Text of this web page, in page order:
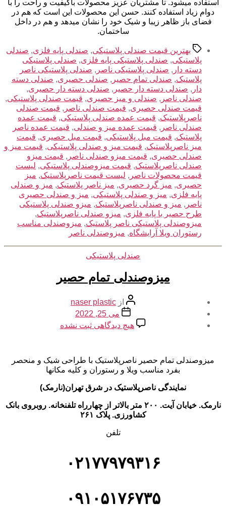
استفاده میشود. تا مشتریان عزیز محصولات باکیفیت و راحت را با
دوام زیاد استفاده کنند. حسن این محصولات این است که هم در
فضای باز ظاهر زیبا و شیک خود را نشان میدهد و هم در داخل
ساختمان.
برچسب‌ها
بهترین قیمت صندلی پلاستیکی, صندلی پایه فلزی, صندلی
پلاستیکی, صندلی پلاستیکی پایه فلزی, صندلی پلاستیکی
دسته دار , صندلی پلاستیکی ناصر , صندلی پلاستیکی ناصر
پلاستیک, صندلی تمام حصیر , صندلی حصیری, صندلی دسته
دار , صندلی دسته دار حصیر , صندلی دسته دار حصیری,
صندلی ناصر , صندلی و میز حصیری, قیمت صندلی پلاستیکی,
قیمت صندلی حصیری, قیمت صندلی ناصر , قیمت صندلی
ناصرپلاستیک, قیمت عمده صندلی پلاستیکی, قیمت عمده
صندلی ناصر , قیمت عمده میز و صندلی, قیمت عمده ناصر
پلاستیک, قیمت مبل پلاستیکی, قیمت مبل حصیری, قیمت
میز ناصرپلاستیک, قیمت میز و صندلی پلاستیکی, قیمت میز و
صندلی حصیری, قیمت میزو صندلی ناصر , قیمت میزو
صندلی ناصرپلاستیک, قیمت میزوصندلی پلاستیکی, لیست
قیمت محصولات ناصر , لیست قیمت ناصرپلاستیک, میز
حصیری, میز گرد حصیری, میز ناصر پلاستیک, میز و صندلی
پایه فلزی, میز و صندلی پلاستیکی, میز و صندلی حصیری
ناصر , میز و صندلی ناصرپلاستیک, میزو صندلی پلاستیکی
طرح حصیر با پایه فلزی, میزو صندلی ناصرپلاستیک,
میزوصندلی پلاستیکی ناصر پلاستیک, میزوصندلی مناسب
رستوران ویلا آرایشگاه, میزوصندلی ناصر
دسته‌ها
صندلی پلاستیکی
میزوصندلی تمام حصیر
نویسنده
نوشته
از naser plastic
تاریخمی 25, 2022
هیچ دیدگاهی برای
ثبت نشده
میزوصندلی تمام حصیر ناصرپلاستیک با طراحی شیک و منحصر
بفرد مناسب ویلا و رستوران و کلیه مکانها
نمایندگی ناصرپلاستیک در شرق تهران(نارمک)
نارمک. خیابان آیت. ۲۰۰ متر بالاتر از چهارراه تلفنخانه. روبروی بانک
کشاورزی. پلاک ۲۶۱
تلفن
۰۲۱۷۷۹۷۹۳۱۶
۰۹۱۰۵۱۷۶۷۳۵